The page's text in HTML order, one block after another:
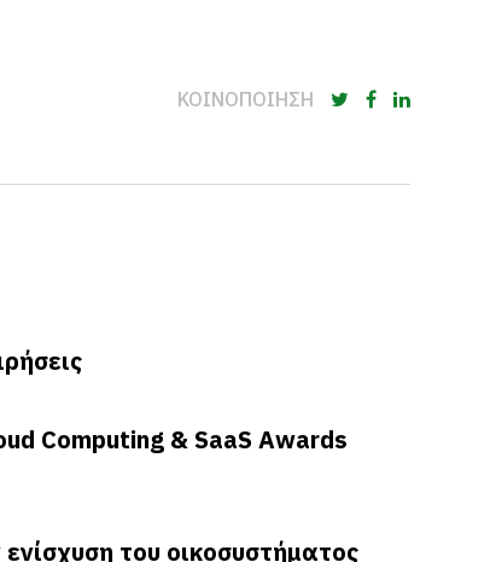
ΚΟΙΝΟΠΟΙΗΣΗ
Computing & SaaS Awards
του οικοσυστήματος